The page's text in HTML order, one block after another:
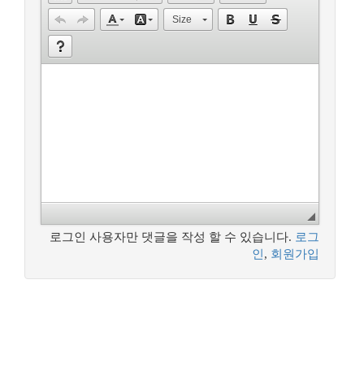
Size
로그인 사용자만 댓글을 작성 할 수 있습니다. 로그
인 , 회원가입